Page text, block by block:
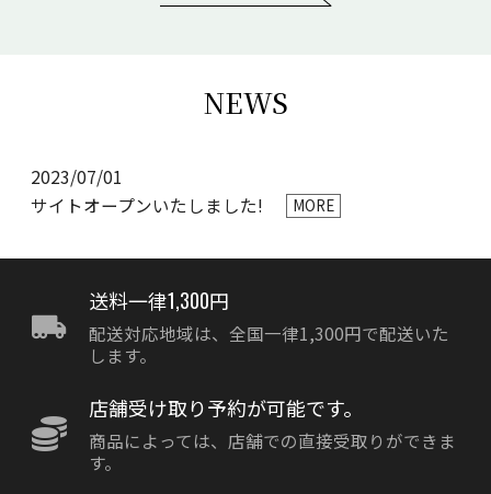
NEWS
2023/07/01
サイトオープンいたしました!
MORE
送料一律1,300円
配送対応地域は、全国一律1,300円で配送いた
します。
店舗受け取り予約が可能です。
商品によっては、店舗での直接受取りができま
す。